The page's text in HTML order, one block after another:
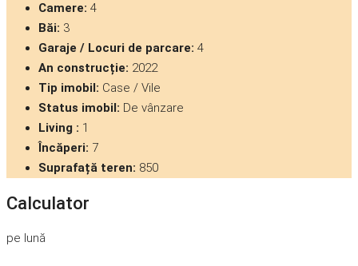
Camere: 4
Băi: 3
Garaje / Locuri de parcare: 4
An construcție: 2022
Tip imobil: Case / Vile
Status imobil: De vânzare
Living : 1
Încăperi: 7
Suprafață teren: 850
Calculator
pe lună